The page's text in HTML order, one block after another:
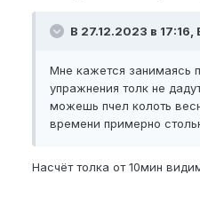
В 27.12.2023 в 17:16,
Мне кажется занимаясь
упражнения толк не
можешь пчел колоть
времени примерно
Насчёт толка от 10мин